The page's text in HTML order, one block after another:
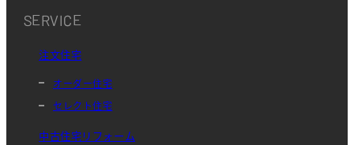
SERVICE
注文住宅
オーダー住宅
セレクト住宅
中古住宅リフォーム